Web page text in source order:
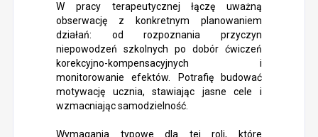
W pracy terapeutycznej łączę uważną
obserwację z konkretnym planowaniem
działań: od rozpoznania przyczyn
niepowodzeń szkolnych po dobór ćwiczeń
korekcyjno-kompensacyjnych i
monitorowanie efektów. Potrafię budować
motywację ucznia, stawiając jasne cele i
wzmacniając samodzielność.
Wymagania typowe dla tej roli, które